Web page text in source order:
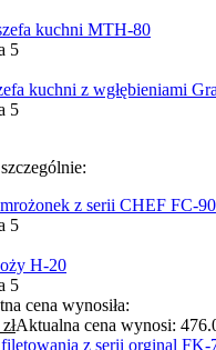
MTH-80
5
5
FC-90
5
H-20
5
cena wynosiła:
złAktualna cena wynosi:
FK-